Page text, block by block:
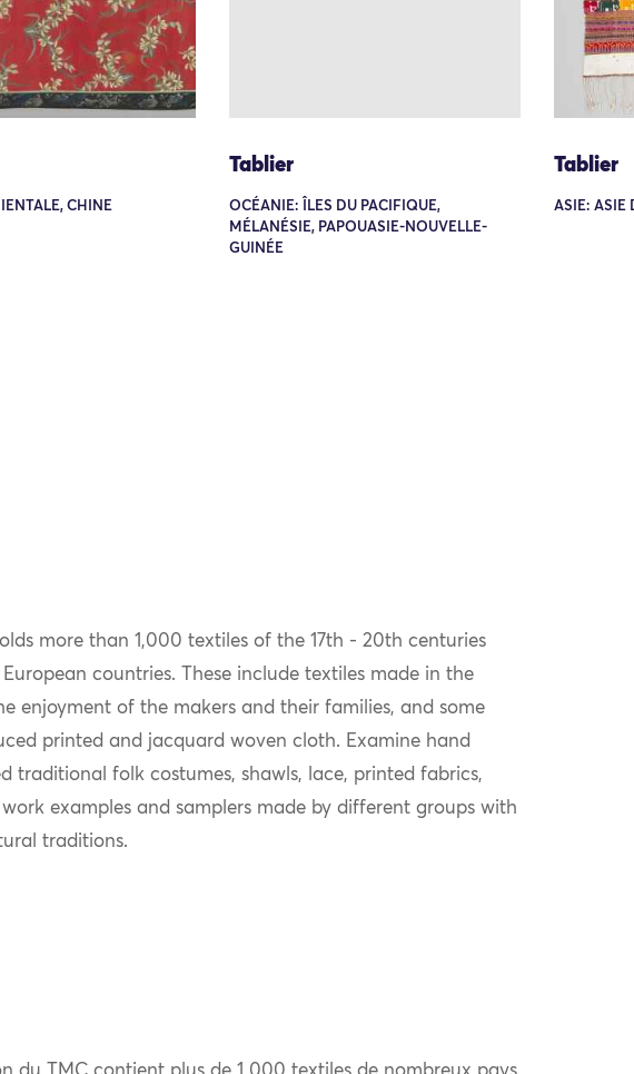
CHINE
Tablier
OCÉANIE: ÎLES DU PACIFIQUE,
MÉLANÉSIE, PAPOUASIE-NOUVELLE-
GUINÉE
Tablier
ASIE: ASIE
more than 1,000 textiles of the 17th - 20th centuries
countries. These include textiles made in the
enjoyment of the makers and their families, and some
printed and jacquard woven cloth. Examine hand
traditional folk costumes, shawls, lace, printed fabrics,
work examples and samplers made by different groups with
traditions.